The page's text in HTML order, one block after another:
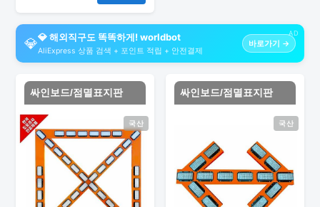
AD
💎💎 해외직구도 똑똑하게! worldbot
AliExpress 상품 검색 + 포인트 적립 + 안전결제
바로가기 →
싸인보드/점멸표지판
국산
싸인보드/점멸표지판
국산